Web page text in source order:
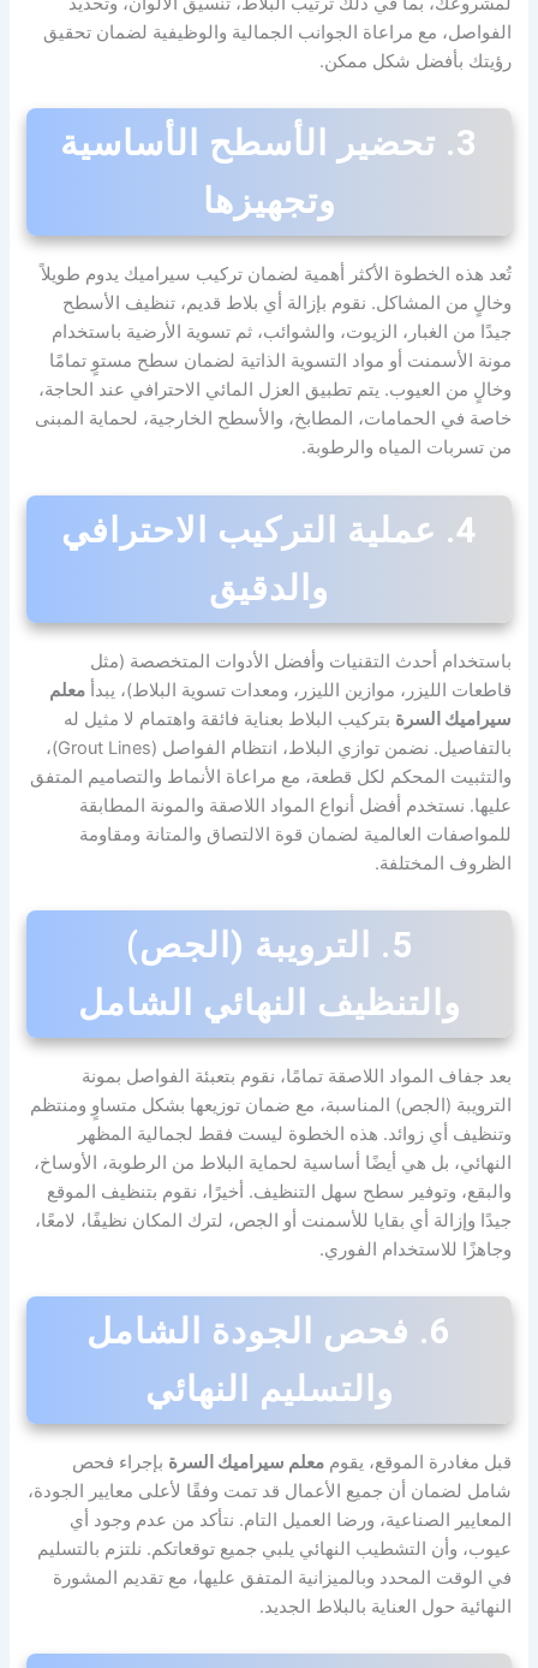
الفواصل، مع مراعاة الجوانب الجمالية والوظيفية لضمان تحقيق
رؤيتك بأفضل شكل ممكن.
3. تحضير الأسطح الأساسية
وتجهيزها
تُعد هذه الخطوة الأكثر أهمية لضمان تركيب سيراميك يدوم طويلاً
وخالٍ من المشاكل. نقوم بإزالة أي بلاط قديم، تنظيف الأسطح
جيدًا من الغبار، الزيوت، والشوائب، ثم تسوية الأرضية باستخدام
مونة الأسمنت أو مواد التسوية الذاتية لضمان سطح مستوٍ تمامًا
وخالٍ من العيوب. يتم تطبيق العزل المائي الاحترافي عند الحاجة،
خاصة في الحمامات، المطابخ، والأسطح الخارجية، لحماية المبنى
من تسربات المياه والرطوبة.
4. عملية التركيب الاحترافي
والدقيق
باستخدام أحدث التقنيات وأفضل الأدوات المتخصصة (مثل
قاطعات الليزر، موازين الليزر، ومعدات تسوية البلاط)، يبدأمعلم
سيراميك السرة بتركيب البلاط بعناية فائقة واهتمام لا مثيل له
بالتفاصيل. نضمن توازي البلاط، انتظام الفواصل (Grout Lines)،
والتثبيت المحكم لكل قطعة، مع مراعاة الأنماط والتصاميم المتفق
عليها. نستخدم أفضل أنواع المواد اللاصقة والمونة المطابقة
للمواصفات العالمية لضمان قوة الالتصاق والمتانة ومقاومة
الظروف المختلفة.
5. الترويبة (الجص)
والتنظيف النهائي الشامل
بعد جفاف المواد اللاصقة تمامًا، نقوم بتعبئة الفواصل بمونة
الترويبة (الجص) المناسبة، مع ضمان توزيعها بشكل متساوٍ ومنتظم
وتنظيف أي زوائد. هذه الخطوة ليست فقط لجمالية المظهر
النهائي، بل هي أيضًا أساسية لحماية البلاط من الرطوبة، الأوساخ،
والبقع، وتوفير سطح سهل التنظيف. أخيرًا، نقوم بتنظيف الموقع
جيدًا وإزالة أي بقايا للأسمنت أو الجص، لترك المكان نظيفًا، لامعًا،
وجاهزًا للاستخدام الفوري.
6. فحص الجودة الشامل
والتسليم النهائي
قبل مغادرة الموقع، يقوممعلم سيراميك السرة بإجراء فحص
شامل لضمان أن جميع الأعمال قد تمت وفقًا لأعلى معايير الجودة،
المعايير الصناعية، ورضا العميل التام. نتأكد من عدم وجود أي
عيوب، وأن التشطيب النهائي يلبي جميع توقعاتكم. نلتزم بالتسليم
في الوقت المحدد وبالميزانية المتفق عليها، مع تقديم المشورة
النهائية حول العناية بالبلاط الجديد.